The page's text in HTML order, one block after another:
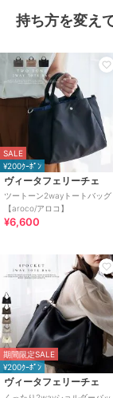
持ち方を変え
SALE
¥200ｸｰﾎﾟﾝ
ヴィータフェリーチェ
ツートーン2wayトートバッグ
【aroco/アロコ】
¥6,600
期間限定SALE
¥200ｸｰﾎﾟﾝ
ヴィータフェリーチェ